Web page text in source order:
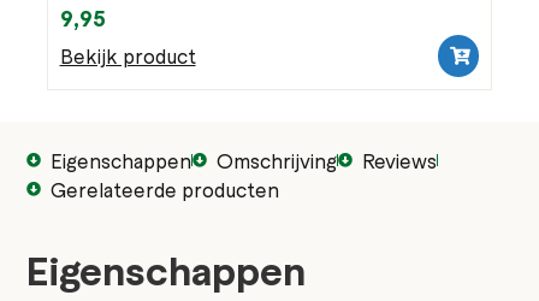
9,95
Bekijk product
Eigenschappen Omschrijving
Reviews
Gerelateerde producten
Eigenschappen